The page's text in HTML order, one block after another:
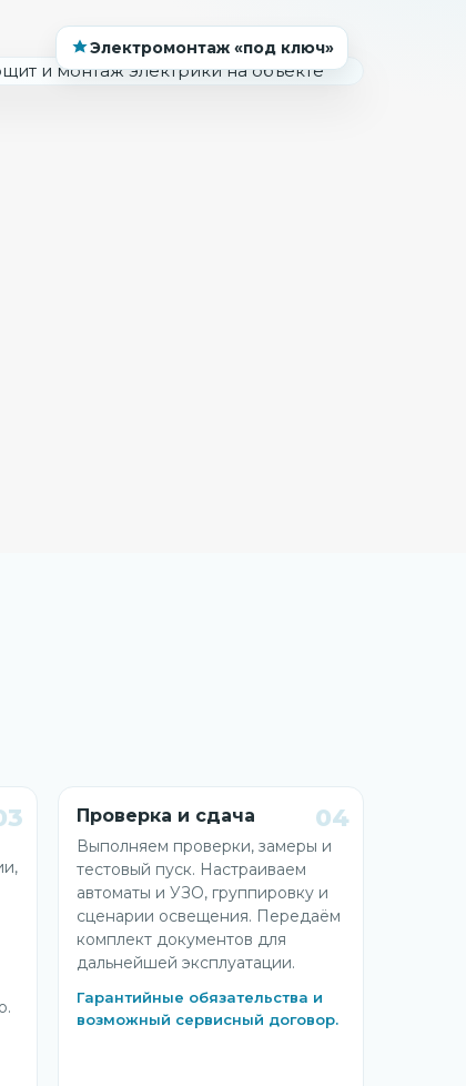
Электромонтаж «под ключ»
04
Проверка и сдача
Выполняем проверки, замеры и
тестовый пуск. Настраиваем
автоматы и УЗО, группировку и
сценарии освещения. Передаём
комплект документов для
дальнейшей эксплуатации.
Гарантийные обязательства и
возможный сервисный договор.